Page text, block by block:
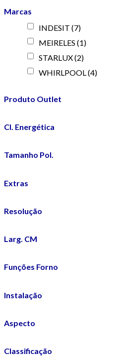
Marcas
INDESIT (7)
MEIRELES (1)
STARLUX(2)
WHIRLPOOL (4)
Produto Outlet
Cl. Energética
Tamanho Pol.
Extras
Resolução
Larg. CM
Funções Forno
Instalação
Aspecto
Classificação